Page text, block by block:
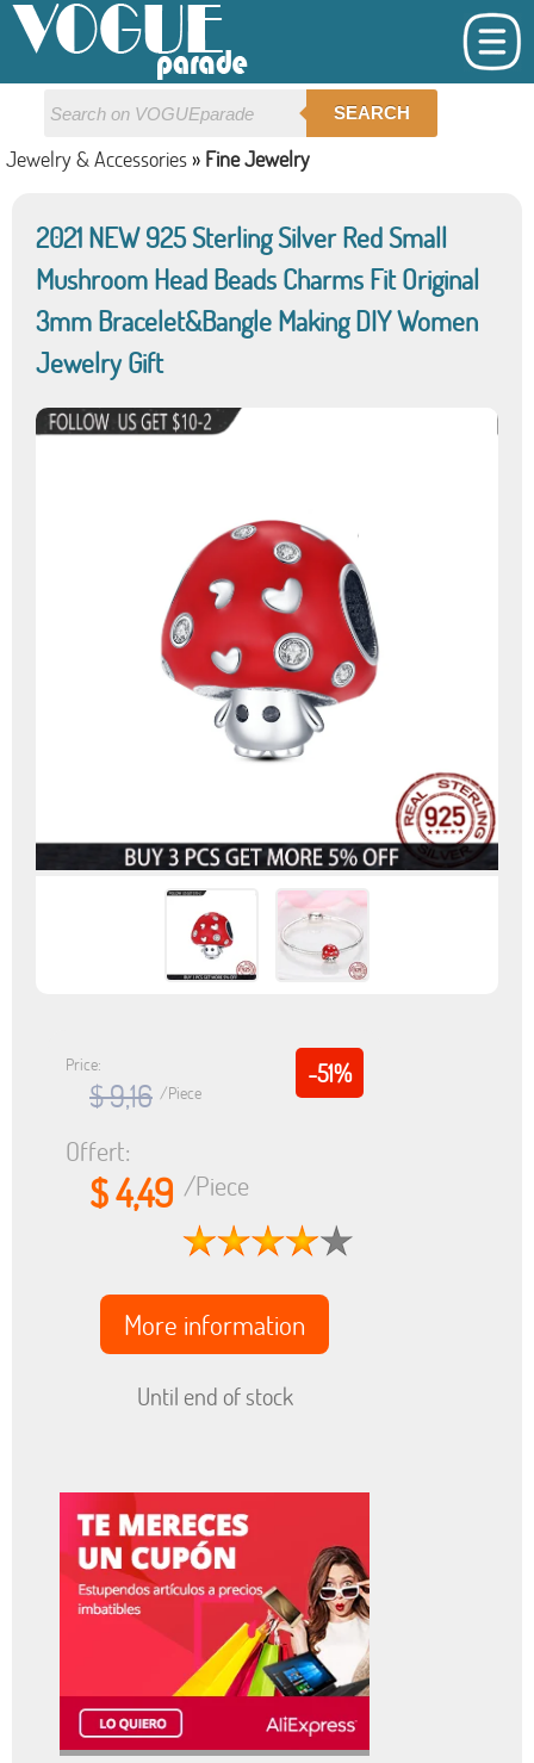
SEARCH
Jewelry & Accessories » Fine Jewelry
2021 NEW 925 Sterling Silver Red Small
Mushroom Head Beads Charms Fit Original
3mm Bracelet&Bangle Making DIY Women
Jewelry Gift
-51%
Price:
$ 9,16 /Piece
Offert:
$ 4,49 /Piece
More information
Until end of stock